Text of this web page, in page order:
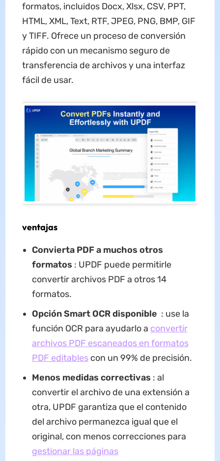
formatos, incluidos Docx, Xlsx, CSV, PPT,
HTML, XML, Text, RTF, JPEG, PNG, BMP, GIF
y TIFF. Ofrece un proceso de conversión
rápido con un mecanismo seguro de
transferencia de archivos y una interfaz
fácil de usar.
ventajas
Convierta PDF a muchos otros
formatos : UPDF puede permitirle
convertir archivos PDF a otros 14
formatos.
Opción Smart OCR disponible : use la
función OCR para ayudarlo a convertir
archivos PDF escaneados en formatos
PDF editablescon un 99% de precisión.
Menos medidas correctivas : al
convertir el archivo de una extensión a
otra, UPDF garantiza que el contenido
del archivo permanezca igual que el
original, con menos correcciones para
gestionar las páginas